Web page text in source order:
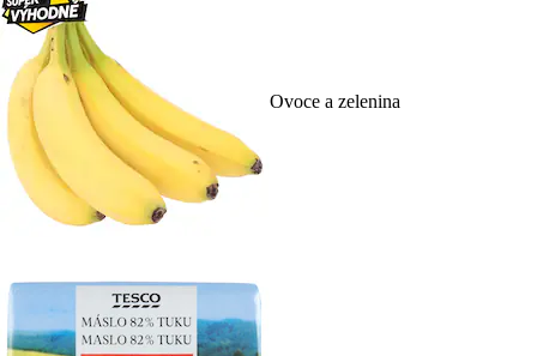
Ovoce a zelenina